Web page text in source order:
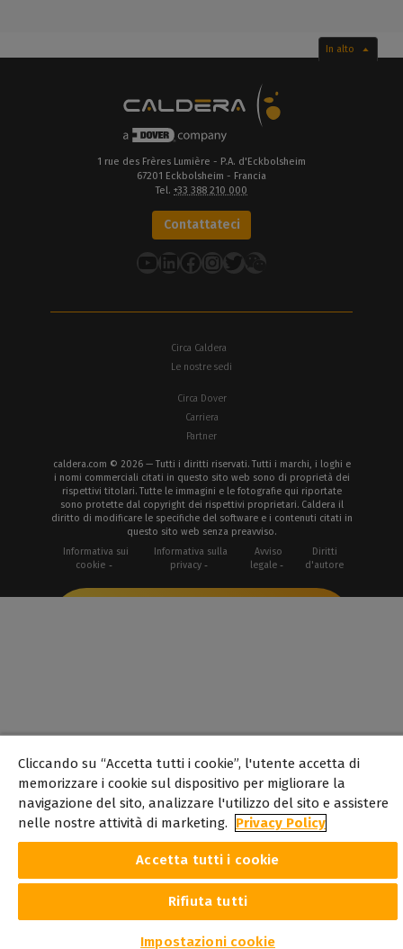
In alto
1 rue des Frères Lumière - P.A. d'Eckbolsheim
67201 Eckbolsheim - Francia
Tel. +33 388 210 000
Contattateci
YouTube
LinkedIn
Facebook
Instagram
Twitter
Circa Caldera
Le nostre sedi
Circa Dover
Carriera
Partner
caldera.com © 2026 — Tutti i diritti riservati. Tutti i marchi, i loghi e
i nomi commerciali citati in questo sito web sono di proprietà dei
rispettivi titolari. Tutte le immagini e le fotografie qui riportate
sono protette dal copyright dei rispettivi proprietari. Caldera il
diritto di modificare le specifiche del software e i contenuti citati in
questo sito web senza preavviso.
Informativa sui
cookie
Informativa sulla
privacy
Avviso
legale
Diritti
d'autore
Cliccando su “Accetta tutti i cookie”, l'utente accetta di
memorizzare i cookie sul dispositivo per migliorare la
navigazione del sito, analizzare l'utilizzo del sito e assistere
nelle nostre attività di marketing.
Privacy Policy
Accetta tutti i cookie
Rifiuta tutti
Impostazioni cookie